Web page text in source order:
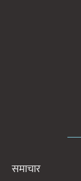
समाचार